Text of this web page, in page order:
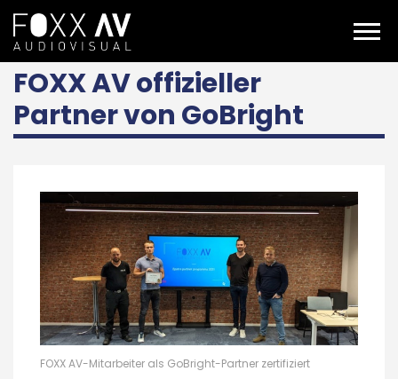
DE Über uns
FOXX AV offizieller Partner von GoBright
FOXX AV offizieller
Partner von GoBright
FOXX AV-Mitarbeiter als GoBright-Partner zertifiziert